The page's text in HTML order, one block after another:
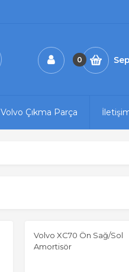
0
Volvo Çıkma Parça
Volvo XC70 Ön Sağ/Sol
Amortisör